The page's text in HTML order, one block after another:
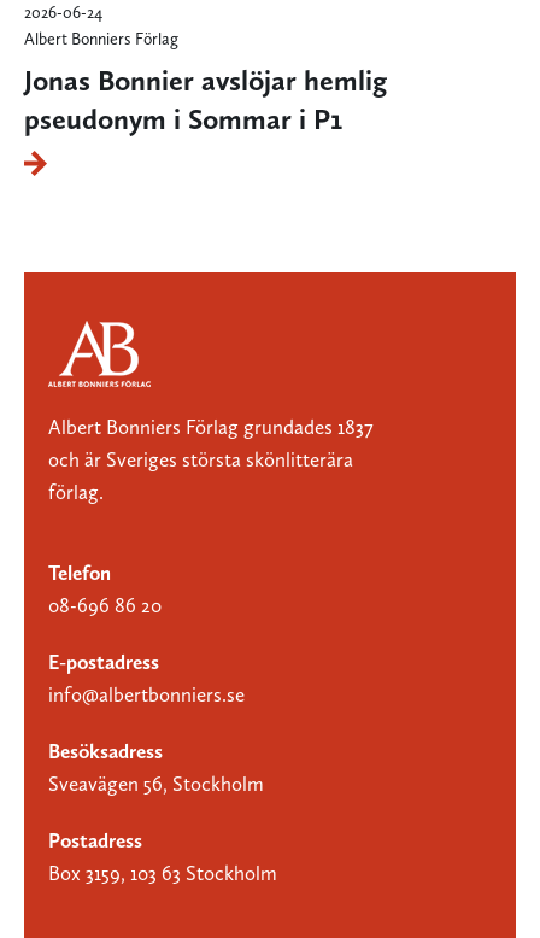
2026-06-24
Albert Bonniers Förlag
Jonas Bonnier avslöjar hemlig
pseudonym i Sommar i P1
Albert Bonniers Förlag grundades 1837
och är Sveriges största skönlitterära
förlag.
Telefon
08-696 86 20
E-postadress
info@albertbonniers.se
Besöksadress
Sveavägen 56, Stockholm
Postadress
Box 3159, 103 63 Stockholm